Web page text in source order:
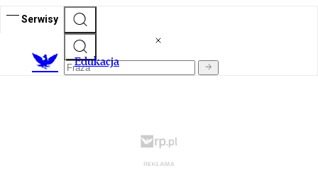
Serwisy
Edukacja